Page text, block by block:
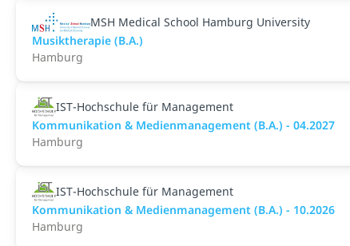
MSH Medical School Hamburg University
Musiktherapie (B.A.)
Hamburg
IST-Hochschule für Management
Kommunikation & Medienmanagement (B.A.) - 04.2027
Hamburg
IST-Hochschule für Management
Kommunikation & Medienmanagement (B.A.) - 10.2026
Hamburg